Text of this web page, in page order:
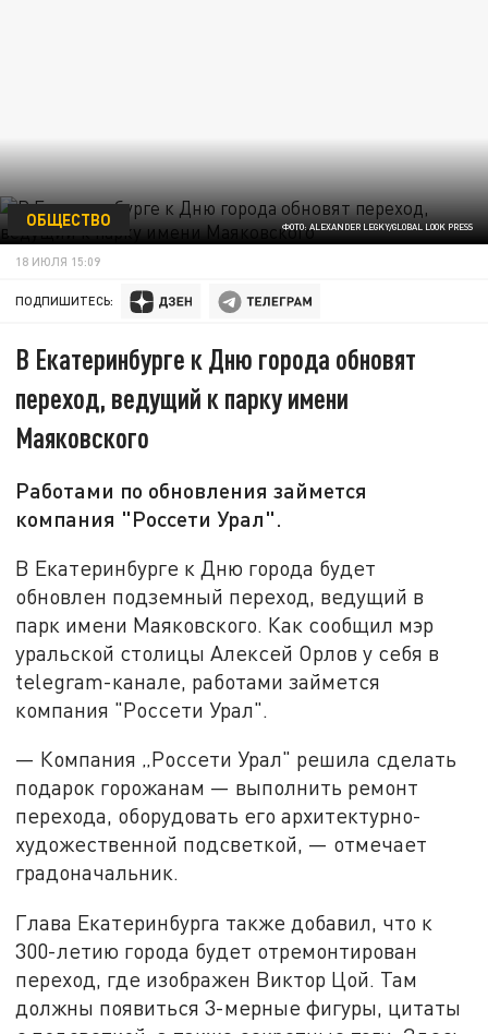
ФОТО: ALEXANDER LEGKY/GLOBAL LOOK PRESS
ОБЩЕСТВО
18 ИЮЛЯ 15:09
ПОДПИШИТЕСЬ:
В Екатеринбурге к Дню города обновят
переход, ведущий к парку имени
Маяковского
Работами по обновления займется
компания "Россети Урал".
В Екатеринбурге к Дню города будет
обновлен подземный переход, ведущий в
парк имени Маяковского. Как сообщил мэр
уральской столицы Алексей Орлов у себя в
telegram-канале, работами займется
компания "Россети Урал".
— Компания „Россети Урал" решила сделать
подарок горожанам — выполнить ремонт
перехода, оборудовать его архитектурно-
художественной подсветкой, — отмечает
градоначальник.
Глава Екатеринбурга также добавил, что к
300-летию города будет отремонтирован
переход, где изображен Виктор Цой. Там
должны появиться 3-мерные фигуры, цитаты